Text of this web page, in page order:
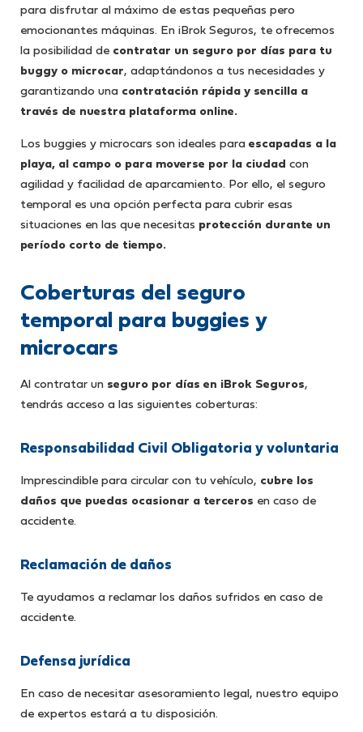
para disfrutar al máximo de estas pequeñas pero
emocionantes máquinas. En iBrok Seguros, te ofrecemos
la posibilidad de contratar un seguro por días para tu
buggy o microcar, adaptándonos a tus necesidades y
garantizando una contratación rápida y sencilla a
través de nuestra plataforma online.
Los buggies y microcars son ideales para escapadas a la
playa, al campo o para moverse por la ciudad con
agilidad y facilidad de aparcamiento. Por ello, el seguro
temporal es una opción perfecta para cubrir esas
situaciones en las que necesitas protección durante un
período corto de tiempo.
Coberturas del seguro
temporal para buggies y
microcars
Al contratar un seguro por días en iBrok Seguros,
tendrás acceso a las siguientes coberturas:
Responsabilidad Civil Obligatoria y voluntaria
Imprescindible para circular con tu vehículo, cubre los
daños que puedas ocasionar a terceros en caso de
accidente.
Reclamación de daños
Te ayudamos a reclamar los daños sufridos en caso de
accidente.
Defensa jurídica
En caso de necesitar asesoramiento legal, nuestro equipo
de expertos estará a tu disposición.